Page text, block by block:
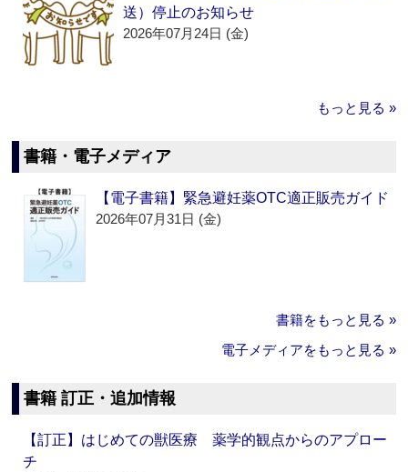
送）停止のお知らせ
2026年07月24日 (金)
もっと見る »
書籍・電子メディア
【電子書籍】緊急避妊薬OTC適正販売ガイド
2026年07月31日 (金)
書籍をもっと見る »
電子メディアをもっと見る »
書籍 訂正・追加情報
【訂正】はじめての獣医療 薬学的観点からのアプロー
チ